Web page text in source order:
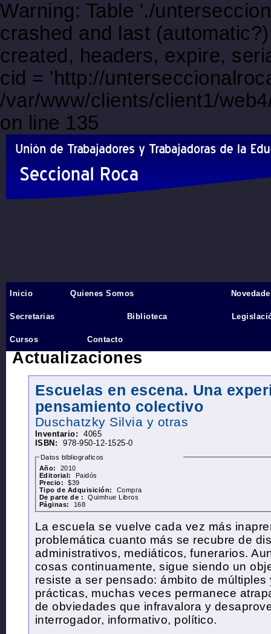
Warning: Table './
crashed and last
created, headers, expire,
cid = 'http://
/var/www/clients/client1/
on line 135
Inicio›
Biblioteca
Actualizaciones
Escuelas en escena. Una
pensamiento colectivo
Duschatzky Silvia y otras
Inventario:
4065
ISBN:
978-950-12-1525-0
Datos blbliograficos
Año:
2010
Editorial:
Paidós
Precio:
$39
Tipo de Adquisición:
Compra
De parte de :
Quimhue Libros
Páginas:
168
La escuela se vuelve cada vez más
problemática cuanto más se recubre de
administrativos, mediáticos, funerarios.
cosas continuamente, sigue siendo un
resiste a ser pensado: ámbito de múltiples
prácticas, muchas veces permanece
de obviedades que infravalora y
interrogador, informativo, político.
Inicio Quienes Somos
Secretarias Biblioteca
Cursos Contacto